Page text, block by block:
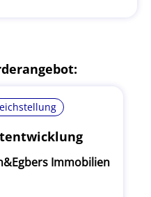
Immobilien